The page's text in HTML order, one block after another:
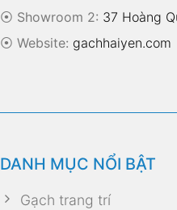
⦿ Showroom 2: 37 Hoàng
⦿ Website: gachhaiyen.com
DANH MỤC NỔI BẬT
Gạch trang trí